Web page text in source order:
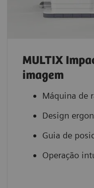
MULTIX
imagem
Máquina de
Design
Guia de
Operação